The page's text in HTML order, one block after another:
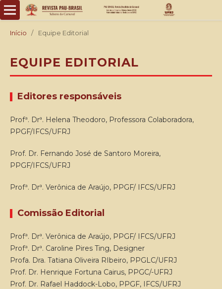
Início / Equipe Editorial
EQUIPE EDITORIAL
Editores responsáveis
Profª. Drª. Helena Theodoro, Professora Colaboradora,
PPGF/IFCS/UFRJ
Prof. Dr. Fernando José de Santoro Moreira,
PPGF/IFCS/UFRJ
Profª. Drª. Verônica de Araújo, PPGF/ IFCS/UFRJ
Comissão Editorial
Profª. Drª. Verônica de Araújo, PPGF/ IFCS/UFRJ
Profª. Drª. Caroline Pires Ting, Designer
Profa. Dra. Tatiana Oliveira RIbeiro, PPGLC/UFRJ
Prof. Dr. Henrique Fortuna Cairus, PPGC/-UFRJ
Prof. Dr. Rafael Haddock-Lobo, PPGF, IFCS/UFRJ